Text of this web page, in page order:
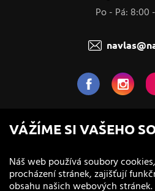
Po - Pá: 8:00
NaVlas.cz -
provozovatel e-
VÁŽÍME SI VAŠEHO
Náš web používá soubory
procházení stránek, zajišťují
obsahu našich webových